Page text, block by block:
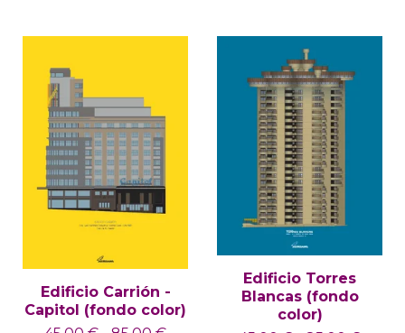
Edificio Carrión -
Capitol (fondo color)
Edificio Torres
Blancas (fondo
color)